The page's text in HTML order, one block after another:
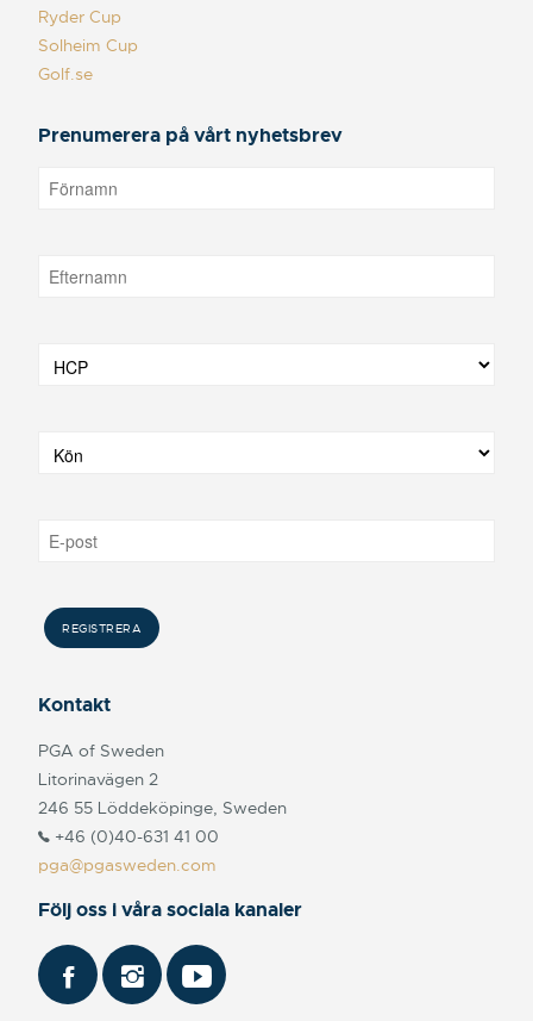
Ryder Cup
Solheim Cup
Golf.se
Prenumerera på vårt nyhetsbrev
Kontakt
PGA of Sweden
Litorinavägen 2
246 55 Löddeköpinge, Sweden
+46 (0)40-631 41 00
pga@pgasweden.com
Följ oss i våra sociala kanaler